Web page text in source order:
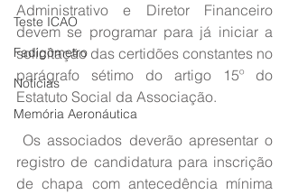
Teste ICAO
Fadigômetro
Notícias
Memória Aeronáutica
Administrativo e Diretor Financeiro
devem se programar para já iniciar a
solicitação das certidões constantes no
parágrafo sétimo do artigo 15º do
Estatuto Social da Associação.
registro de candidatura para inscrição
de chapa com antecedência mínima